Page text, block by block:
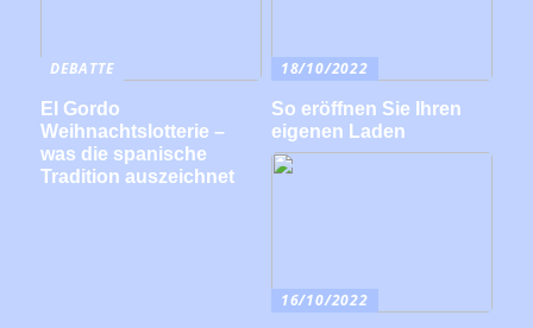
DEBATTE
El Gordo
Weihnachtslotterie –
was die spanische
Tradition auszeichnet
18/10/2022
So eröffnen Sie Ihren
eigenen Laden
16/10/2022